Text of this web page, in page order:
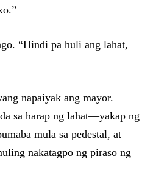
“Hindi pa huli ang lahat,
napaiyak ang mayor.
sa harap ng lahat—yakap ng
mula sa pedestal, at
nakatagpo ng piraso ng